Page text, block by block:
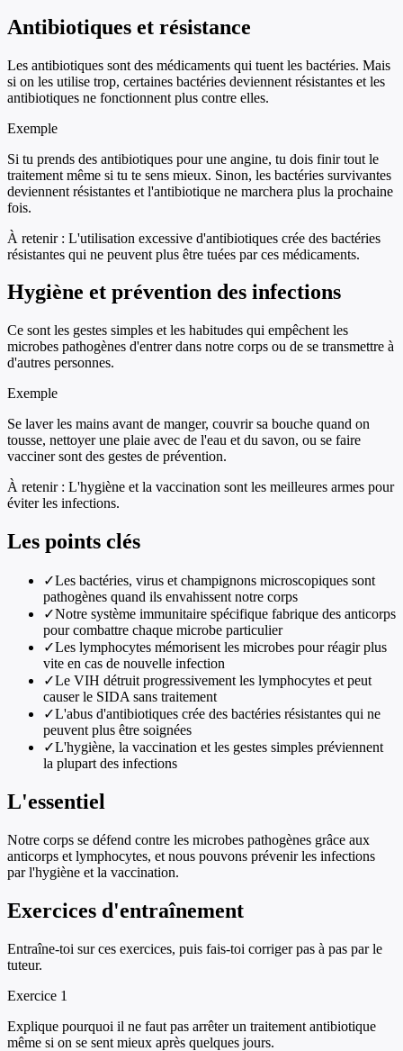
Antibiotiques et résistance
Les antibiotiques sont des médicaments qui tuent les bactéries. Mais
si on les utilise trop, certaines bactéries deviennent résistantes et les
antibiotiques ne fonctionnent plus contre elles.
Exemple
Si tu prends des antibiotiques pour une angine, tu dois finir tout le
traitement même si tu te sens mieux. Sinon, les bactéries survivantes
deviennent résistantes et l'antibiotique ne marchera plus la prochaine
fois.
À retenir : L'utilisation excessive d'antibiotiques crée des bactéries
résistantes qui ne peuvent plus être tuées par ces médicaments.
Hygiène et prévention des infections
Ce sont les gestes simples et les habitudes qui empêchent les
microbes pathogènes d'entrer dans notre corps ou de se transmettre à
d'autres personnes.
Exemple
Se laver les mains avant de manger, couvrir sa bouche quand on
tousse, nettoyer une plaie avec de l'eau et du savon, ou se faire
vacciner sont des gestes de prévention.
À retenir : L'hygiène et la vaccination sont les meilleures armes pour
éviter les infections.
Les points clés
✓Les bactéries, virus et champignons microscopiques sont
pathogènes quand ils envahissent notre corps
✓Notre système immunitaire spécifique fabrique des anticorps
pour combattre chaque microbe particulier
✓Les lymphocytes mémorisent les microbes pour réagir plus
vite en cas de nouvelle infection
✓Le VIH détruit progressivement les lymphocytes et peut
causer le SIDA sans traitement
✓L'abus d'antibiotiques crée des bactéries résistantes qui ne
peuvent plus être soignées
✓L'hygiène, la vaccination et les gestes simples préviennent
la plupart des infections
L'essentiel
Notre corps se défend contre les microbes pathogènes grâce aux
anticorps et lymphocytes, et nous pouvons prévenir les infections
par l'hygiène et la vaccination.
Exercices d'entraînement
Entraîne-toi sur ces exercices, puis fais-toi corriger pas à pas par le
tuteur.
Exercice 1
Explique pourquoi il ne faut pas arrêter un traitement antibiotique
même si on se sent mieux après quelques jours.